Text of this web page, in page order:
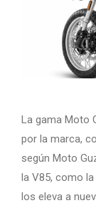
La gama Moto
por la marca,
según Moto
la V85, como
los eleva a